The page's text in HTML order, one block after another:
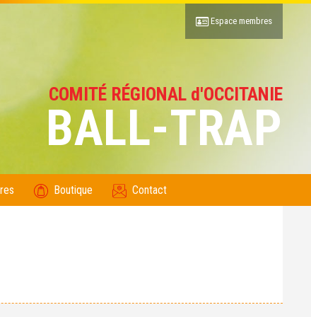
COMITÉ RÉGIONAL d'OCCITANIE
BALL-TRAP
Espace membres
Boutique Contact